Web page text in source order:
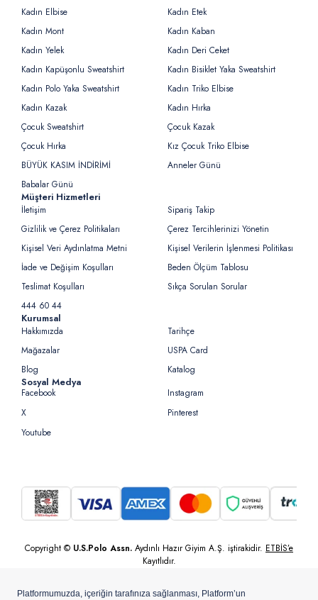
Kadın Elbise
Kadın Etek
Kadın Mont
Kadın Kaban
Kadın Yelek
Kadın Deri Ceket
Kadın Kapüşonlu Sweatshirt
Kadın Bisiklet Yaka Sweatshirt
Kadın Polo Yaka Sweatshirt
Kadın Triko Elbise
Kadın Kazak
Kadın Hırka
Çocuk Sweatshirt
Çocuk Kazak
Çocuk Hırka
Kız Çocuk Triko Elbise
BÜYÜK KASIM İNDİRİMİ
Anneler Günü
Babalar Günü
Müşteri Hizmetleri
İletişim
Sipariş Takip
Gizlilik ve Çerez Politikaları
Çerez Tercihlerinizi Yönetin
Kişisel Veri Aydınlatma Metni
Kişisel Verilerin İşlenmesi Politikası
İade ve Değişim Koşulları
Beden Ölçüm Tablosu
Teslimat Koşulları
Sıkça Sorulan Sorular
444 60 44
Kurumsal
Hakkımızda
Tarihçe
Mağazalar
USPA Card
Blog
Katalog
Sosyal Medya
Facebook
Instagram
X
Pinterest
Youtube
Copyright © U.S.Polo Assn. Aydınlı Hazır Giyim A.Ş. iştirakidir. ETBİS’e
Kayıtlıdır.